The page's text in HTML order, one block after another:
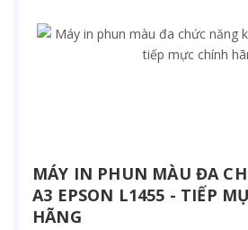
MÁY IN PHUN MÀU ĐA
A3 EPSON L1455 - TIẾP
HÃNG